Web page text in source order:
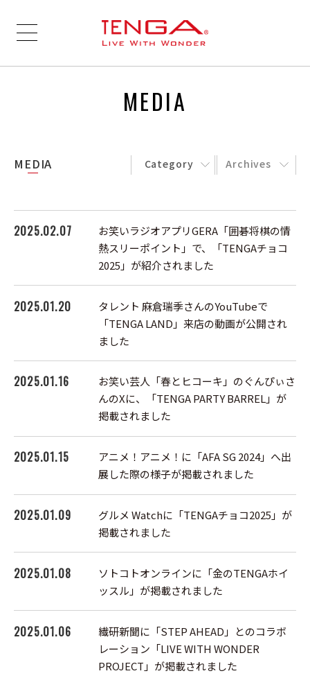
MEDIA
MEDIA Category Archives
2025.02.07
お笑いラジオアプリGERA「囲碁将棋の情
熱スリーポイント」で、「TENGAチョコ
2025」が紹介されました
2025.01.20
タレント 麻倉瑞季さんのYouTubeで
「TENGA LAND」来店の動画が公開され
ました
2025.01.16
お笑い芸人「春とヒコーキ」のぐんぴぃさ
んのXに、「TENGA PARTY BARREL」が
掲載されました
2025.01.15
アニメ！アニメ！に「AFA SG 2024」へ出
展した際の様子が掲載されました
2025.01.09
グルメ Watchに「TENGAチョコ2025」が
掲載されました
2025.01.08
ソトコトオンラインに「金のTENGAホイ
ッスル」が掲載されました
2025.01.06
繊研新聞に「STEP AHEAD」とのコラボ
レーション「LIVE WITH WONDER
PROJECT」が掲載されました